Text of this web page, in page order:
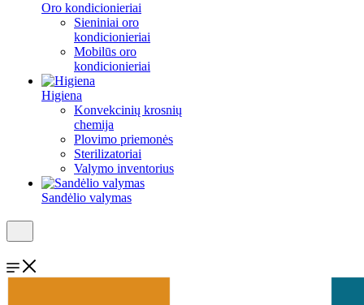
Oro kondicionieriai
Sieniniai oro
kondicionieriai
Mobilūs oro
kondicionieriai
Higiena
Konvekcinių krosnių
chemija
Plovimo priemonės
Sterilizatoriai
Valymo inventorius
Sandėlio valymas